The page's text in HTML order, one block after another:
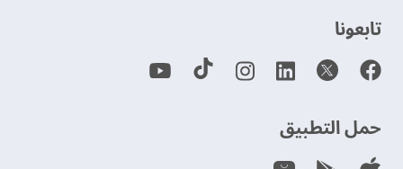
‫تابعونا‬
حمل التطبيق